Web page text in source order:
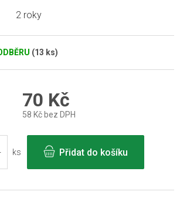
(13 ks)
2 roky
70 Kč
58 Kč bez DPH
cena:
ks
Přidat do košíku